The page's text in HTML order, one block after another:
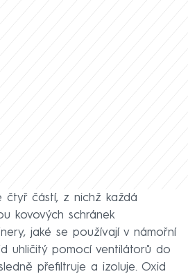
čtyř částí, z nichž každá
kovových schránek
jaké se používají v námořní
uhličitý pomocí ventilátorů do
přefiltruje a izoluje. Oxid